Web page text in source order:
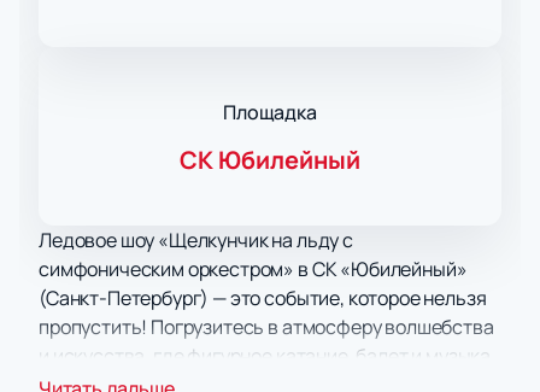
Площадка
СК Юбилейный
Ледовое шоу «Щелкунчик на льду с
симфоническим оркестром» в СК «Юбилейный»
(Санкт-Петербург) — это событие, которое нельзя
пропустить! Погрузитесь в атмосферу волшебства
и искусства, где фигурное катание, балет и музыка
сливаются воедино, чтобы подарить вам